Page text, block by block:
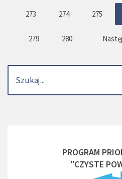
273 274 275
279 280
PROGRAM
"CZYSTE